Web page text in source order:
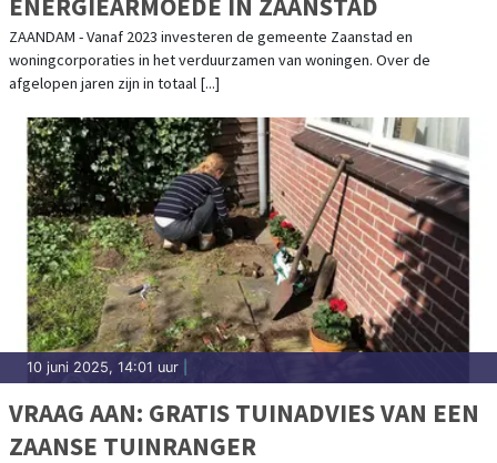
ZAANDAM - Vanaf 2023 investeren de gemeente Zaanstad en
woningcorporaties in het verduurzamen van woningen. Over de
afgelopen jaren zijn in totaal [...]
10 juni 2025, 14:01 uur
VRAAG AAN: GRATIS TUINADVIES VAN EEN
ZAANSE TUINRANGER